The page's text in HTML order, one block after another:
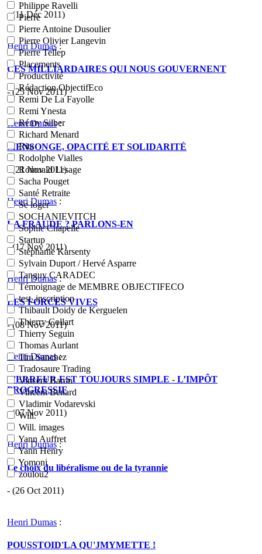
Philippe Ravelli
Pierre
Pierre Antoine Dusoulier
Pierre Olivier Langevin
Pierre Tellep
Placements
Productivité
Rédaction ObjectifEco
Remi De La Fayolle
Remi Ynesta
Rémy Silber
Richard Menard
Rita
Rodolphe Vialles
Romuald Lesage
Sacha Pouget
Santé Retraite
Se loger
SOCHANIEVITCH
Sophie Chapelle
Startup
Stéphanie Karsenty
Sylvain Duport / Hervé Asparre
Tanguy CARADEC
Témoignage de MEMBRE OBJECTIFECO
test_inscription
Thibault Doidy de Kerguelen
Thierry Collart
Thierry Seguin
Thomas Aurlant
Tim Sanchez
Tradosaure Trading
Vincent Baron
Vincent Benard
Vladimir Vodarevski
Will.
Will. images
Yann Auffret
Yann Henry
Yomoni
zoulou2
- (11 Déc 2011)
Henri Dumas:
CES MILLIARDAIRES QUI NOUS GOUVERNENT
- (25 Nov 2011)
Henri Dumas:
MENSONGE, OPACITÉ ET SOLIDARITÉ
- (21 Nov 2011)
Henri Dumas :
LA FRAUDE ? PARLONS-EN
- (17 Nov 2011)
Henri Dumas:
LES FORCES VIVES
- (08 Nov 2011)
Henri Dumas:
L'ERREUR EST TOUJOURS SIMPLE - L’IMPÔT
PROGRESSIF
- (07 Nov 2011)
Henri Dumas:
Le choix du libéralisme ou de la tyrannie
- (26 Oct 2011)
Henri Dumas :
POUSSTOID'LA QU'JMYMETTE !